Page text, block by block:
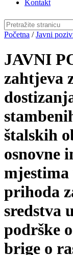
Kontakt
Početna/Javni
JAVNI
zahtjeva
štalskih
osnovne
mjestima
prihoda
sredstva